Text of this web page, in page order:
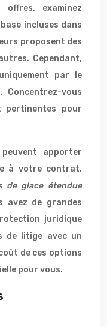
examinez
incluses dans
proposent des
Cependant,
par le
vous
pertinentes pour
apporter
à votre contrat.
de glace étendue
avez de grandes
juridique
de litige avec un
de ces options
pour vous.